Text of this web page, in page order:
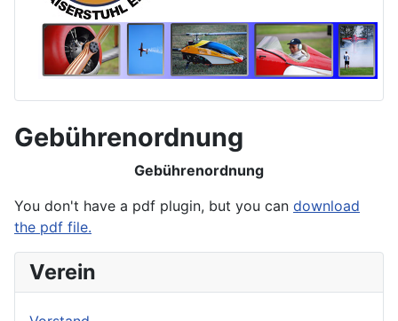
Verein
Gebührenordnung
Gebührenordnung
You don't have a pdf plugin, but you can download
the pdf file.